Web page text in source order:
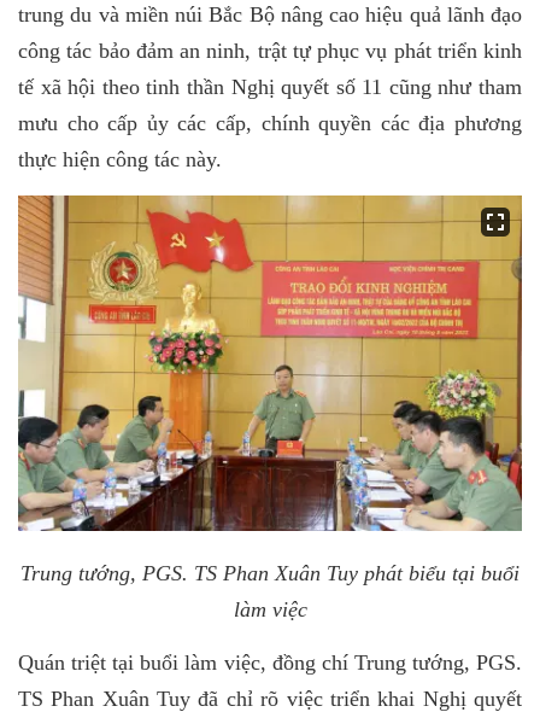
trung du và miền núi Bắc Bộ nâng cao hiệu quả lãnh đạo
công tác bảo đảm an ninh, trật tự phục vụ phát triển kinh
tế xã hội theo tinh thần Nghị quyết số 11 cũng như tham
mưu cho cấp ủy các cấp, chính quyền các địa phương
thực hiện công tác này.
Trung tướng, PGS. TS Phan Xuân Tuy phát biểu tại buổi
làm việc
Quán triệt tại buổi làm việc, đồng chí Trung tướng, PGS.
TS Phan Xuân Tuy đã chỉ rõ việc triển khai Nghị quyết